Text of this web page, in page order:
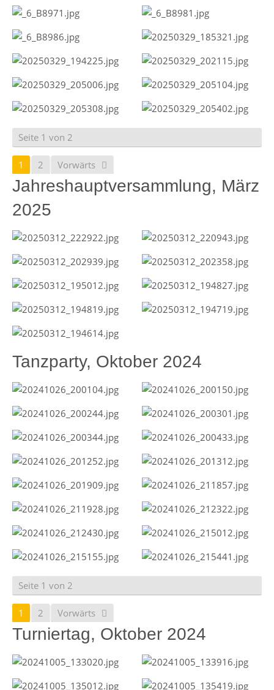
Seite 1 von 2
1 2 Vorwärts
Jahreshauptversammlung, März
2025
Tanzparty, Oktober 2024
Seite 1 von 2
1 2 Vorwärts
Turniertag, Oktober 2024